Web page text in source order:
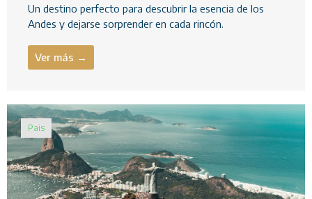
Un destino perfecto para descubrir la esencia de los
Andes y dejarse sorprender en cada rincón.
Ver más →
Pais